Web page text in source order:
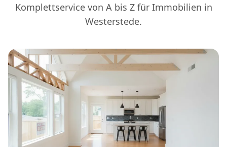
Komplettservice von A bis Z für Immobilien in
Westerstede.